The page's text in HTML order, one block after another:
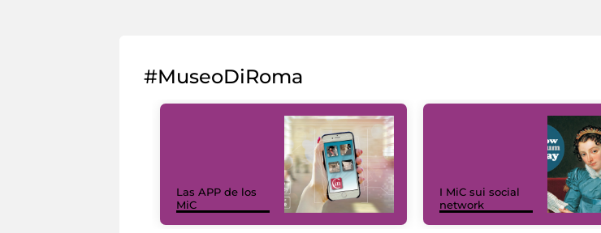
#MuseoDiRoma
Las APP de los
MiC
I MiC sui social
network